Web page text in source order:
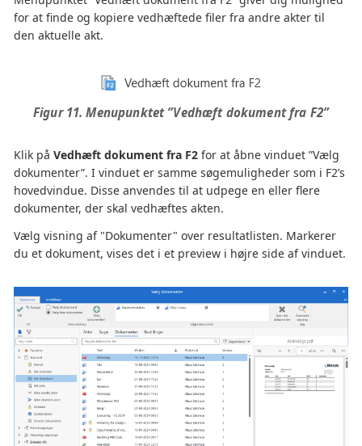
for at finde og kopiere vedhæftede filer fra andre akter til
den aktuelle akt.
Figur 11. Menupunktet ”Vedhæft dokument fra F2”
Klik på Vedhæft dokument fra F2 for at åbne vinduet ”Vælg
dokumenter”. I vinduet er samme søgemuligheder som i F2’s
hovedvindue. Disse anvendes til at udpege en eller flere
dokumenter, der skal vedhæftes akten.
Vælg visning af "Dokumenter" over resultatlisten. Markerer
du et dokument, vises det i et preview i højre side af vinduet.